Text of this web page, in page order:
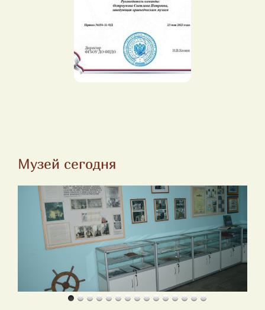
Музей сегодня